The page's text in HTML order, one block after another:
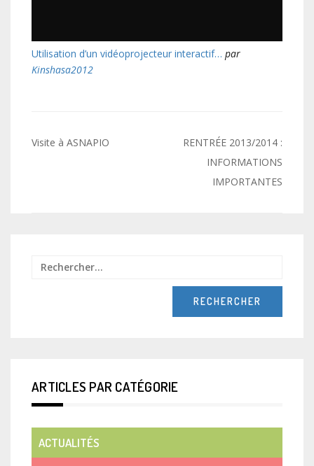
Utilisation d’un vidéoprojecteur interactif… par
Kinshasa2012
Navigation
Visite à ASNAPIO
RENTRÉE 2013/2014 :
INFORMATIONS
IMPORTANTES
ARTICLES PAR CATÉGORIE
ACTUALITÉS